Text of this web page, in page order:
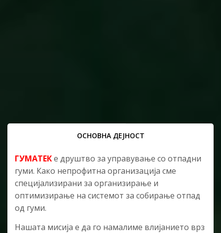
ОСНОВНА ДЕЈНОСТ
ГУМАТЕКе друштво за управување со отпадни
гуми. Како непрофитна организација сме
специјализирани за организирање и
оптимизирање на системот за собирање отпад
од гуми.
Нашата мисија е да го намалиме влијанието врз